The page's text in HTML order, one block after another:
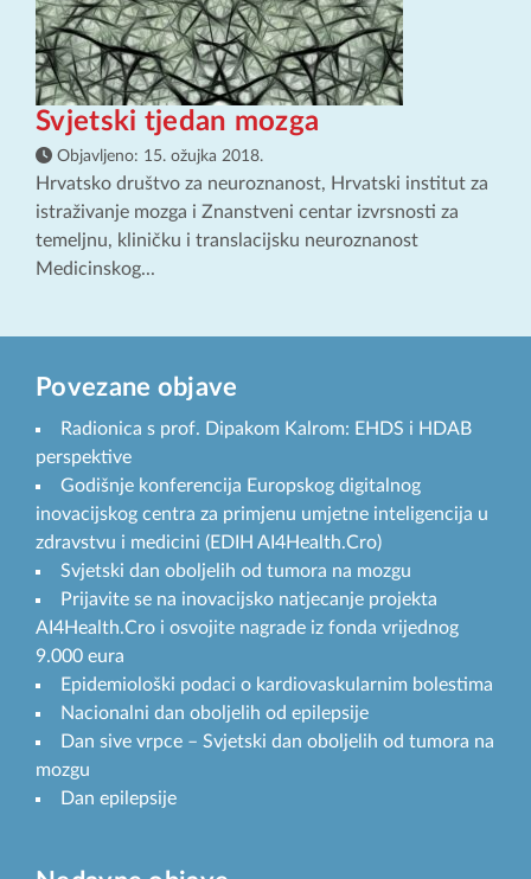
Svjetski tjedan mozga
Objavljeno: 15. ožujka 2018.
Hrvatsko društvo za neuroznanost, Hrvatski institut za
istraživanje mozga i Znanstveni centar izvrsnosti za
temeljnu, kliničku i translacijsku neuroznanost
Medicinskog...
Povezane objave
Radionica s prof. Dipakom Kalrom: EHDS i HDAB
perspektive
Godišnje konferencija Europskog digitalnog
inovacijskog centra za primjenu umjetne inteligencija u
zdravstvu i medicini (EDIH AI4Health.Cro)
Svjetski dan oboljelih od tumora na mozgu
Prijavite se na inovacijsko natjecanje projekta
AI4Health.Cro i osvojite nagrade iz fonda vrijednog
9.000 eura
Epidemiološki podaci o kardiovaskularnim bolestima
Nacionalni dan oboljelih od epilepsije
Dan sive vrpce – Svjetski dan oboljelih od tumora na
mozgu
Dan epilepsije